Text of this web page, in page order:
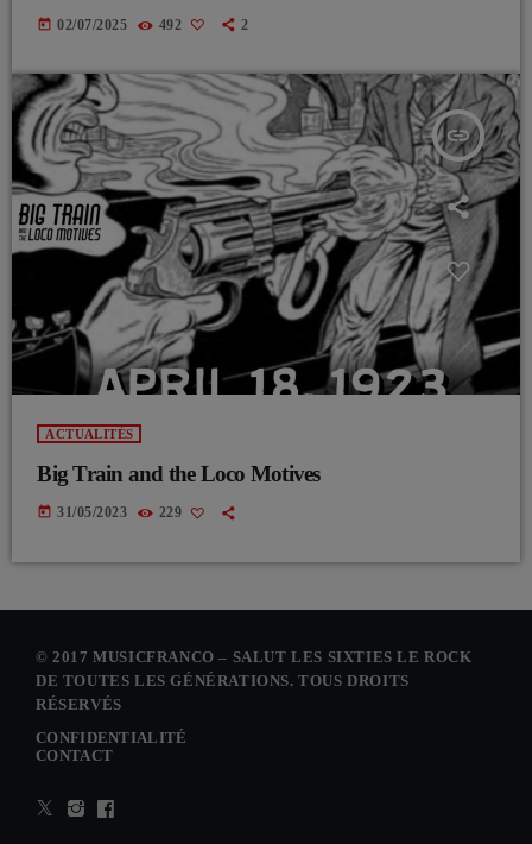
today 02/07/2025 492 2
insert_link
ACTUALITÉS
Big Train and the Loco Motives
today 31/05/2023 229
© 2017 MUSICFRANCO – SALUT LES SIXTIES LE ROCK
DE TOUTES LES GÉNÉRATIONS. TOUS DROITS
RÉSERVÉS
CONFIDENTIALITÉ
CONTACT